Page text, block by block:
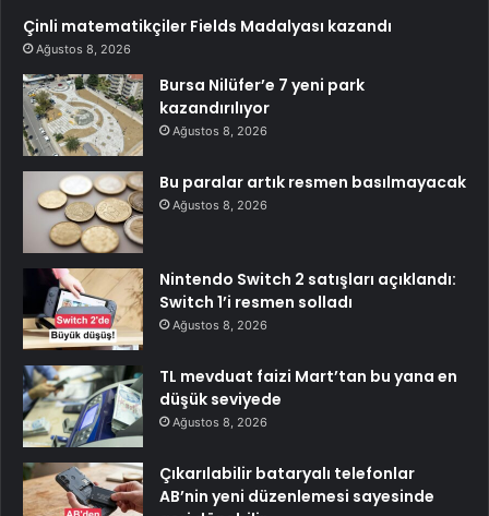
Çinli matematikçiler Fields Madalyası kazandı
Ağustos 8, 2026
Bursa Nilüfer’e 7 yeni park
kazandırılıyor
Ağustos 8, 2026
Bu paralar artık resmen basılmayacak
Ağustos 8, 2026
Nintendo Switch 2 satışları açıklandı:
Switch 1’i resmen solladı
Ağustos 8, 2026
TL mevduat faizi Mart’tan bu yana en
düşük seviyede
Ağustos 8, 2026
Çıkarılabilir bataryalı telefonlar
AB’nin yeni düzenlemesi sayesinde